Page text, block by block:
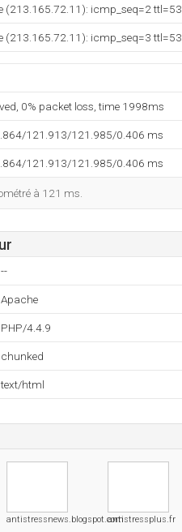
(213.165.72.11): icmp_seq=2 ttl=53
(213.165.72.11): icmp_seq=3 ttl=53
0% packet loss, time 1998ms
121.913/121.985/0.406 ms
121.913/121.985/0.406 ms
à 121 ms.
--
Apache
PHP/4.4.9
chunked
text/html
antistressnews.blogspot.comantistressplus.fr